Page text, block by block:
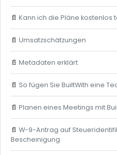
📄Kann ich die Pläne kostenlos
📄Umsatzschätzungen
📄Metadaten erklärt
📄 So fügen Sie BuiltWith eine
📄Planen eines Meetings mit
📄W-9-Antrag auf
Bescheinigung